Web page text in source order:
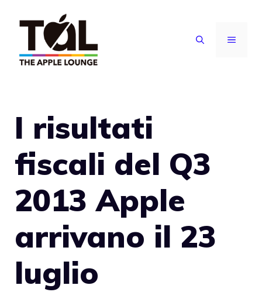
contenuto
MENU
I risultati
fiscali del Q3
2013 Apple
arrivano il 23
luglio